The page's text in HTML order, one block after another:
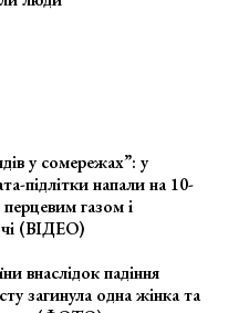
у сомережах”: у
підлітки напали на 10-
перцевим газом і
(ВІДЕО)
внаслідок падіння
загинула одна жінка та